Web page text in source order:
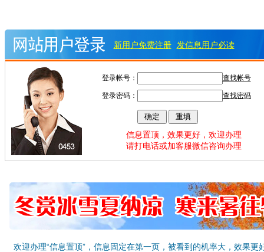
新用户免费注册 发信息用户必读
登录帐号： 查找帐号
登录密码： 查找密码
信息置顶，效果更好，欢迎办理
请打电话或加客服微信咨询办理
欢迎办理“信息置顶”，信息固定在第一页，被看到的机率大，效果更